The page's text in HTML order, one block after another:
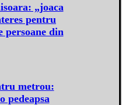
„joaca
pentru
persoane din
metrou:
pedeapsa